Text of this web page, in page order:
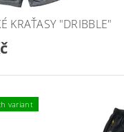
KRAŤASY "DRIBBLE"
variant